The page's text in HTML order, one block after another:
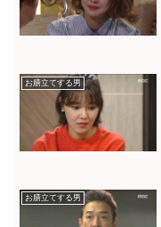
お膳立てする男
お膳立てする男